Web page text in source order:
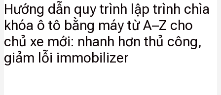
Hướng dẫn quy trình lập trình chìa
khóa ô tô bằng máy từ A–Z cho
chủ xe mới: nhanh hơn thủ công,
giảm lỗi immobilizer